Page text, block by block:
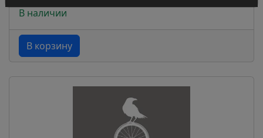
В наличии
В корзину